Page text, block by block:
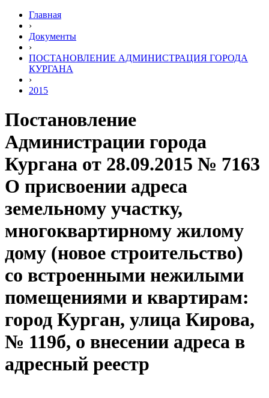
Главная
›
Документы
›
ПОСТАНОВЛЕНИЕ АДМИНИСТРАЦИЯ ГОРОДА
КУРГАНА
›
2015
Постановление
Администрации города
Кургана от 28.09.2015 № 7163
О присвоении адреса
земельному участку,
многоквартирному жилому
дому (новое строительство)
со встроенными нежилыми
помещениями и квартирам:
город Курган, улица Кирова,
№ 119б, о внесении адреса в
адресный реестр